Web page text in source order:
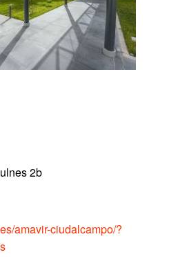
2b
amavir-ciudalcampo/?